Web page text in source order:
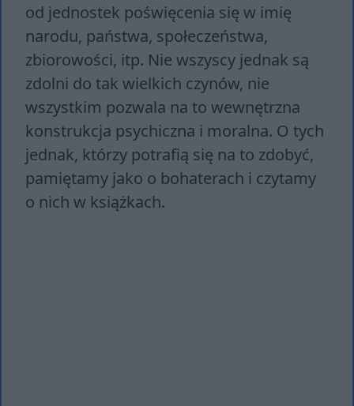
od jednostek poświęcenia się w imię
narodu, państwa, społeczeństwa,
zbiorowości, itp. Nie wszyscy jednak są
zdolni do tak wielkich czynów, nie
wszystkim pozwala na to wewnętrzna
konstrukcja psychiczna i moralna. O tych
jednak, którzy potrafią się na to zdobyć,
pamiętamy jako o bohaterach i czytamy
o nich w książkach.